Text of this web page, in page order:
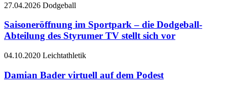
27.04.2026 Dodgeball
Saisoneröffnung im Sportpark – die Dodgeball-
Abteilung des Styrumer TV stellt sich vor
04.10.2020 Leichtathletik
Damian Bader virtuell auf dem Podest